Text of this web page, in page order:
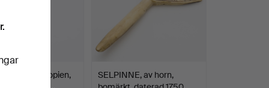
KORS, Etiopien,
SELPINNE, av horn,